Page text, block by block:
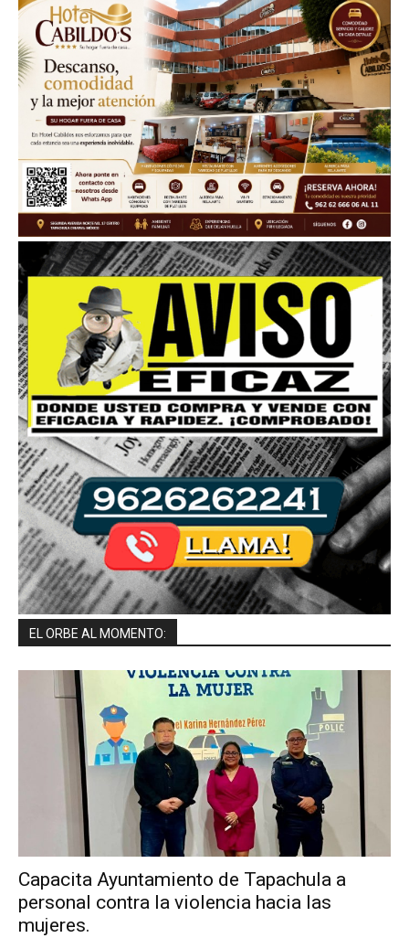
EL ORBE AL MOMENTO:
Capacita Ayuntamiento de Tapachula a
personal contra la violencia hacia las
mujeres.